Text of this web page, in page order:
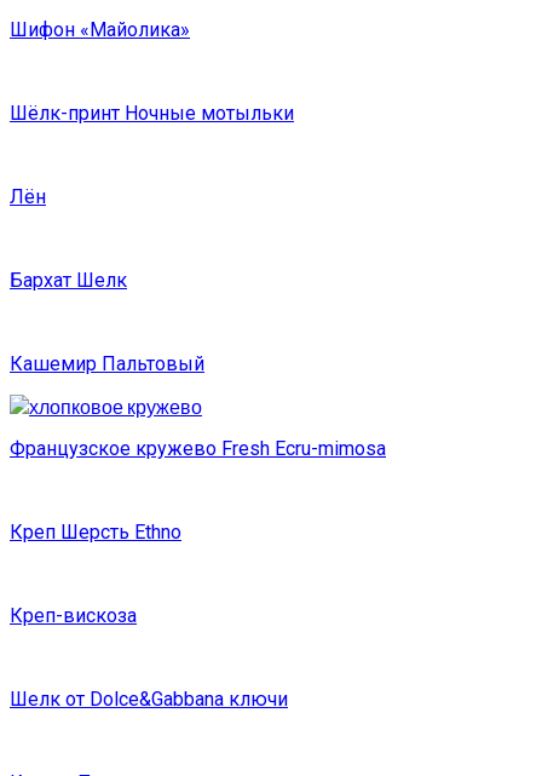
Шифон «Майолика»
Шёлк-принт Ночные мотыльки
Лён
Бархат Шелк
Кашемир Пальтовый
Французское кружево Fresh Ecru-mimosa
Креп Шерсть Ethno
Креп-вискоза
Шелк от Dolce&Gabbana ключи